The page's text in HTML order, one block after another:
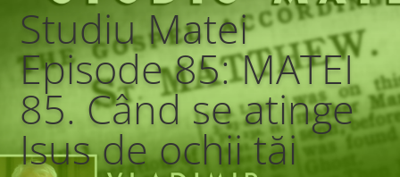
Studiu Matei
Episode 85: MATEI
85. Când se atinge
Isus de ochii tăi